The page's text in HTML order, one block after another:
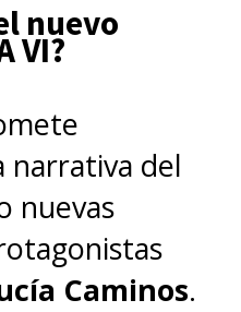
fáciles.
y
a la
un
que, si se
nuevo
VI?
narrativa del
nuevas
Caminos.